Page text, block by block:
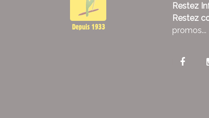
Restez
Restez
promos...